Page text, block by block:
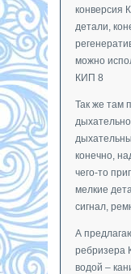
конверсия
детали,
можно
КИП 8
Так же там
конечно,
чего-то
мелкие
сигнал,
А
ребризера
водой –